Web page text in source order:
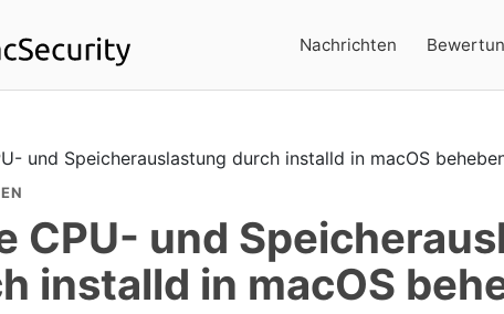
Nachrichten
CPU- und
installd in macOS